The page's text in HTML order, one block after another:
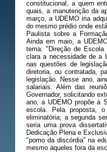
constitucional, a quem
quais, a manutenção da
março, a UDEMO iria
do mesmo prédio onde
Paulista sobre a
Ainda em maio, a
tema: "Direção de Escola
clara a necessidade de a
nas questões de
diretoria, ou contratada,
legislação. Nesse ano,
salariais. Além das
Governador, solicitando
ano, a UDEMO propõe à
escola. Pela proposta,
eliminatória; a segunda
seria uma prova
Dedicação Plena e
"pomo da discórdia" na
mesmo àqueles fora da